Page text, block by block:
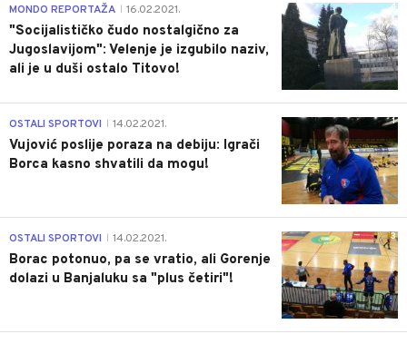
4
MONDO REPORTAŽA 16.02.2021.
"Socijalističko čudo nostalgično za
Jugoslavijom": Velenje je izgubilo naziv,
ali je u duši ostalo Titovo!
1
OSTALI SPORTOVI 14.02.2021.
Vujović poslije poraza na debiju: Igrači
Borca kasno shvatili da mogu!
3
OSTALI SPORTOVI 14.02.2021.
Borac potonuo, pa se vratio, ali Gorenje
dolazi u Banjaluku sa "plus četiri"!